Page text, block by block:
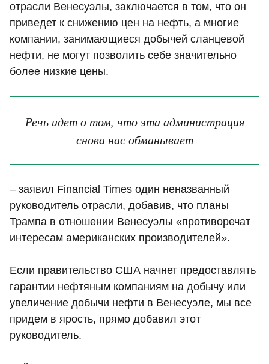
отрасли Венесуэлы, заключается в том, что он
приведет к снижению цен на нефть, а многие
компании, занимающиеся добычей сланцевой
нефти, не могут позволить себе значительно
более низкие цены.
Речь идет о том, что эта администрация
снова нас обманывает
– заявил Financial Times один неназванный
руководитель отрасли, добавив, что планы
Трампа в отношении Венесуэлы «противоречат
интересам американских производителей».
Если правительство США начнет предоставлять
гарантии нефтяным компаниям на добычу или
увеличение добычи нефти в Венесуэле, мы все
придем в ярость, прямо добавил этот
руководитель.